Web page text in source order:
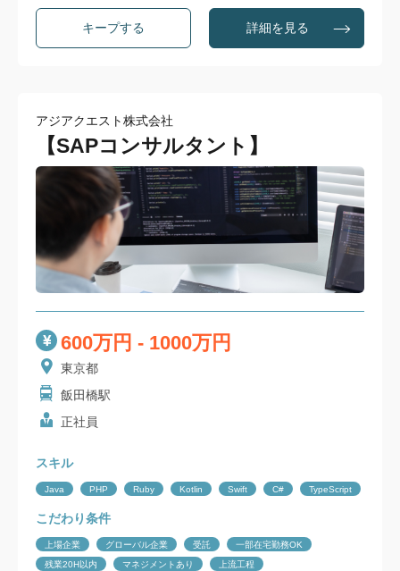
詳細を見る
アジアクエスト株式会社
【SAPコンサルタント】
600万円 - 1000万円
東京都
飯田橋駅
正社員
スキル
Java PHP Ruby Kotlin Swift C# TypeScript
こだわり条件
上場企業 グローバル企業 受託
一部在宅勤務OK
残業20H以内
マネジメントあり 上流工程